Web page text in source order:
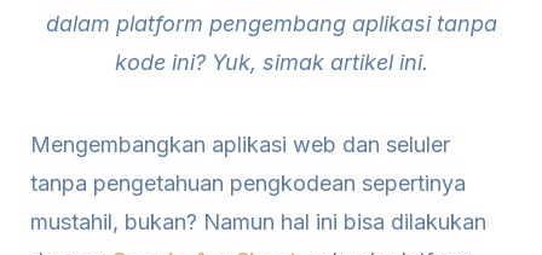
dalam platform pengembang aplikasi tanpa
kode ini? Yuk, simak artikel ini.
Mengembangkan aplikasi web dan seluler
tanpa pengetahuan pengkodean sepertinya
mustahil, bukan? Namun hal ini bisa dilakukan